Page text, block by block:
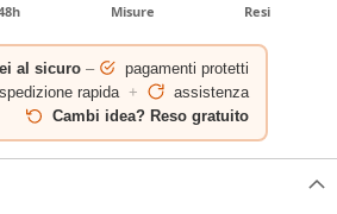
Misure Resi
al sicuro –
pagamenti protetti
spedizione rapida +
assistenza
Cambi idea? Reso gratuito